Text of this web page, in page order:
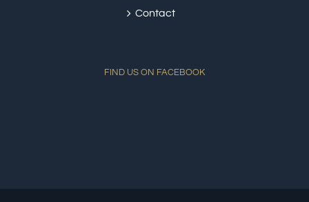
Contact
FIND US ON FACEBOOK